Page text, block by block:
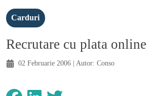
Carduri
Recrutare cu plata online
02 Februarie 2006 | Autor: Conso